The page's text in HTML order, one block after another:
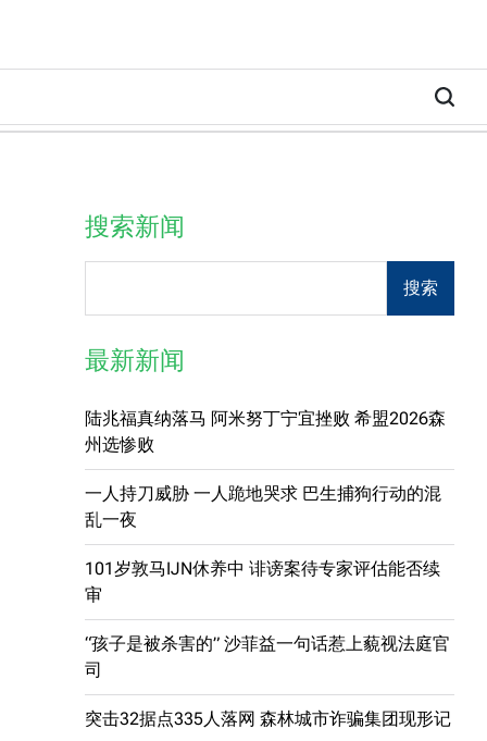
搜索新闻
搜索
最新新闻
陆兆福真纳落马 阿米努丁宁宜挫败 希盟2026森
州选惨败
一人持刀威胁 一人跪地哭求 巴生捕狗行动的混
乱一夜
101岁敦马IJN休养中 诽谤案待专家评估能否续
审
“孩子是被杀害的” 沙菲益一句话惹上藐视法庭官
司
突击32据点335人落网 森林城市诈骗集团现形记